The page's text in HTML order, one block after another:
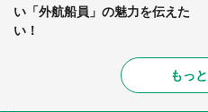
い「外航船員」の魅力を伝えた
い！
もっ